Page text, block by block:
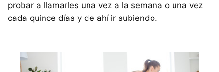
probar a llamarles una vez a la semana o una vez
cada quince días y de ahí ir subiendo.